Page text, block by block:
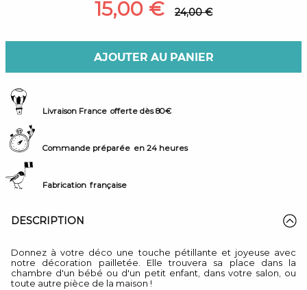
15,00 € 24,00 €
AJOUTER AU PANIER
Livraison France offerte dès 80€
Commande préparée en 24 heures
Fabrication française
DESCRIPTION
Donnez à votre déco une touche pétillante et joyeuse avec
notre décoration pailletée. Elle trouvera sa place dans la
chambre d'un bébé ou d'un petit enfant, dans votre salon, ou
toute autre pièce de la maison !